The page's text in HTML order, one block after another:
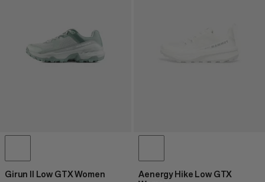
Girun II Low GTX Women
Aenergy Hike Low GTX